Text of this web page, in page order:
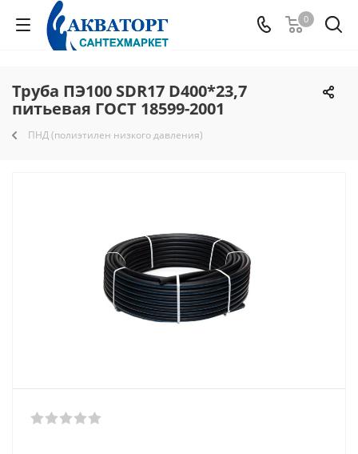
0
Труба ПЭ100 SDR17 D400*23,7
питьевая ГОСТ 18599-2001
ПНД (полиэтилен низкого давления)